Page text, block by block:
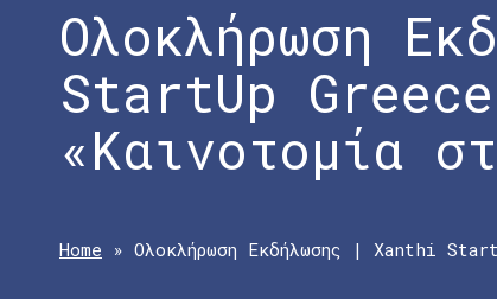
Ολοκλήρωση
StartUp
«Καινοτομία
Home » Ολοκλήρωση Εκδήλωσης | Xanthi